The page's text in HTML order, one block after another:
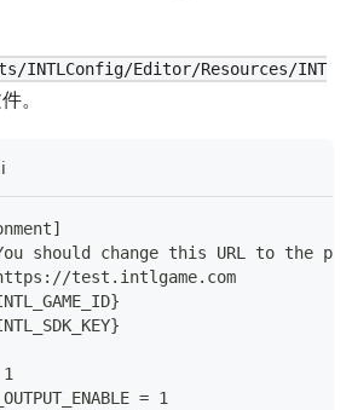
INTLConfig/Editor/Resources/INT
。
You should change this URL to the
https://test.intlgame.com
1
= 1